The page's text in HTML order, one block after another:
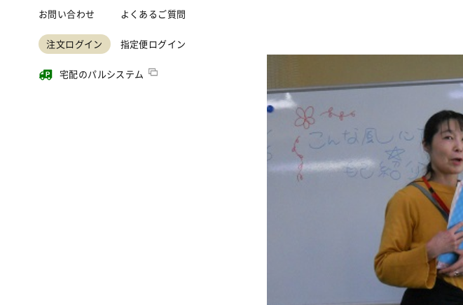
お問い合わせ よくあるご質問
注文ログイン 指定便ログイン
宅配のパルシステム